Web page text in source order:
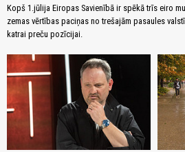
Kopš 1.jūlija Eiropas Savienībā ir spēkā trīs eiro
zemas vērtības paciņas no trešajām pasaules
katrai preču pozīcijai.